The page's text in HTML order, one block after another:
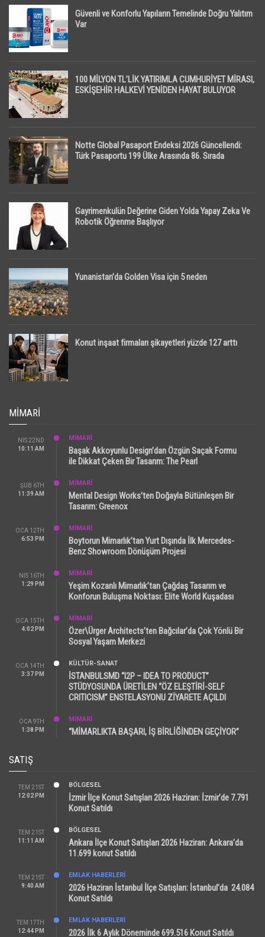
Güvenli ve Konforlu Yapıların Temelinde Doğru Yalıtım
Var
100 MİLYON TL’LİK YATIRIMLA CUMHURİYET MİRASI,
ESKİŞEHİR HALKEVİ YENİDEN HAYAT BULUYOR
Notte Global Pasaport Endeksi 2026 Güncellendi:
Türk Pasaportu 199 Ülke Arasında 86. Sırada
Gayrimenkulün Değerine Giden Yolda Yapay Zeka Ve
Robotik Öğrenme Başlıyor
Yunanistan’da Golden Visa için 5 neden
Konut inşaat firmaları şikayetleri yüzde 127 arttı
MIMARI
NIS 22ND
10:11 AM
MİMARİ
Başak Akkoyunlu Design’dan Özgün Saçak Formu
ile Dikkat Çeken Bir Tasarım: The Pearl
ŞUB 6TH
11:39 AM
MİMARİ
Mental Design Works’ten Doğayla Bütünleşen Bir
Tasarım: Greenox
OCA 12TH
6:53 PM
MİMARİ
Boytorun Mimarlık’tan Yurt Dışında İlk Mercedes-
Benz Showroom Dönüşüm Projesi
NIS 16TH
1:29 PM
MİMARİ
Yeşim Kozanlı Mimarlık’tan Çağdaş Tasarım ve
Konforun Buluşma Noktası: Elite World Kuşadası
OCA 15TH
4:02 PM
MİMARİ
Özer\Ürger Architects’ten Bağcılar’da Çok Yönlü Bir
Sosyal Yaşam Merkezi
OCA 14TH
3:37 PM
KÜLTÜR-SANAT
İSTANBULSMD “I2P – IDEA TO PRODUCT”
STÜDYOSUNDA ÜRETİLEN “ÖZ ELEŞTİRİ-SELF
CRITICISM” ENSTELASYONU ZİYARETE AÇILDI
OCA 9TH
1:38 PM
MİMARİ
“MİMARLIKTA BAŞARI, İŞ BİRLİĞİNDEN GEÇİYOR”
SATIŞ
TEM 21ST
12:02 PM
BÖLGESEL
İzmir İlçe Konut Satışları 2026 Haziran: İzmir’de 7.791
Konut Satıldı
TEM 21ST
11:11 AM
BÖLGESEL
Ankara İlçe Konut Satışları 2026 Haziran: Ankara’da
11.699 konut Satıldı
TEM 21ST
9:40 AM
EMLAK HABERLERI
2026 Haziran İstanbul İlçe Satışları: İstanbul’da 24.084
Konut Satıldı
TEM 17TH
12:44 PM
EMLAK HABERLERI
2026 İlk 6 Aylık Döneminde 699.516 Konut Satıldı